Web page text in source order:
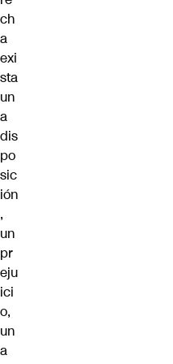
ch
a
exi
sta
un
a
dis
po
sic
ión
,
un
pr
eju
ici
o,
un
a